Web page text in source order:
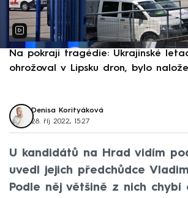
Na pokraji tragédie: Ukrajinské
ohrožoval v Lipsku dron, bylo
Denisa Korityáková
28. říj 2022, 15:27
U kandidátů na Hrad vidím
uvedl jejich předchůdce
Podle něj většině z nich chybí